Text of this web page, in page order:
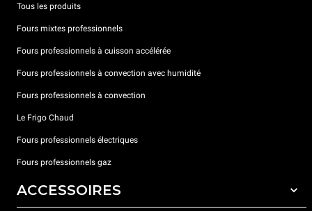
Tous les produits
Fours mixtes professionnels
Fours professionnels à cuisson accélérée
Fours professionnels à convection avec humidité
Fours professionnels à convection
Le Frigo Chaud
Fours professionnels électriques
Fours professionnels gaz
ACCESSOIRES